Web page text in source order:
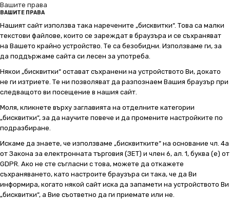
Вашите права
ВАШИТЕ ПРАВА
Нашият сайт използва така наречените „бисквитки“. Това са малки
текстови файлове, които се зареждат в браузъра и се съхраняват
на Вашето крайно устройство. Те са безобидни. Използваме ги, за
да поддържаме сайта си лесен за употреба.
Някои „бисквитки“ остават съхранени на устройството Ви, докато
не ги изтриете. Те ни позволяват да разпознаем Вашия браузър при
следващото ви посещение в нашия сайт.
Моля, кликнете върху заглавията на отделните категории
„бисквитки“, за да научите повече и да промените настройките по
подразбиране.
Искаме да знаете, че използваме „бисквитките“ на основание чл. 4а
от Закона за електронната търговия (ЗЕТ) и член 6, ал. 1, буква (е) от
GDPR. Ако не сте съгласни с това, можете да откажете
съхраняването, като настроите браузъра си така, че да Ви
информира, когато някой сайт иска да запамети на устройството Ви
„бисквитки“, а Вие съответно да ги приемате или не.